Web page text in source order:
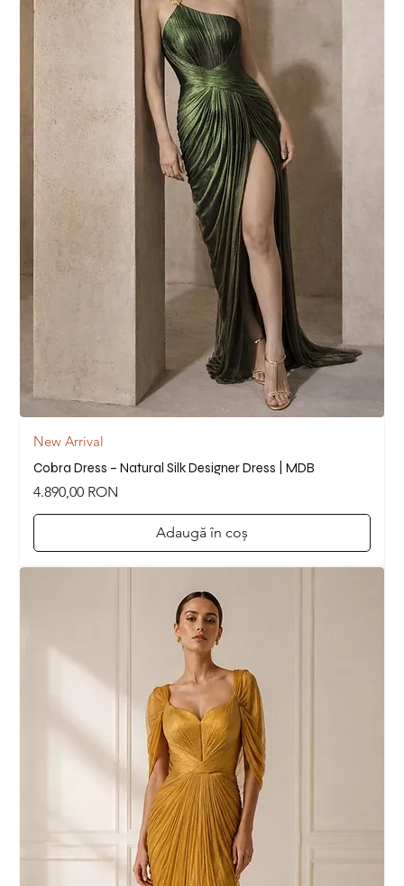
New Arrival
Cobra Dress – Natural Silk Designer Dress | MDB
Preț
4.890,00 RON
Adaugă în coș